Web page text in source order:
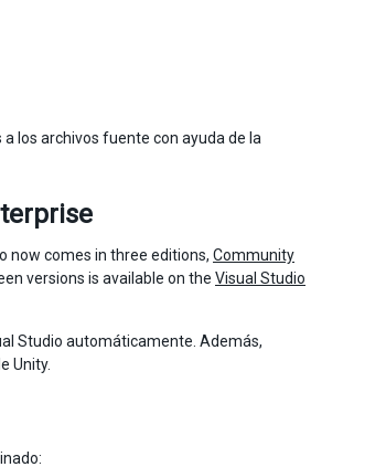
los archivos fuente con ayuda de la
now comes in three editions, Community
versions is available on the Visual Studio
Studio automáticamente. Además,
Unity.